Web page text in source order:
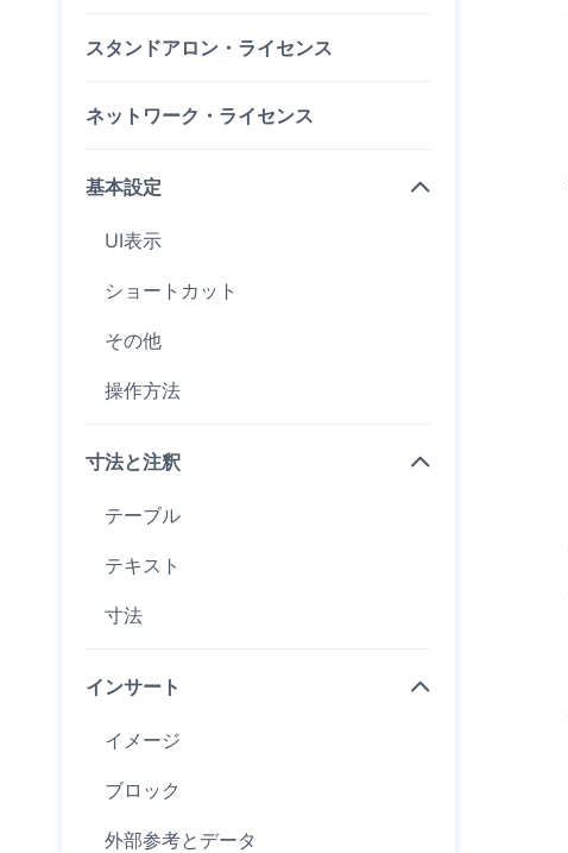
スタンドアロン・ライセンス
ネットワーク・ライセンス
基本設定
UI表示
ショートカット
その他
操作方法
寸法と注釈
テーブル
テキスト
寸法
インサート
イメージ
ブロック
外部参考とデータ